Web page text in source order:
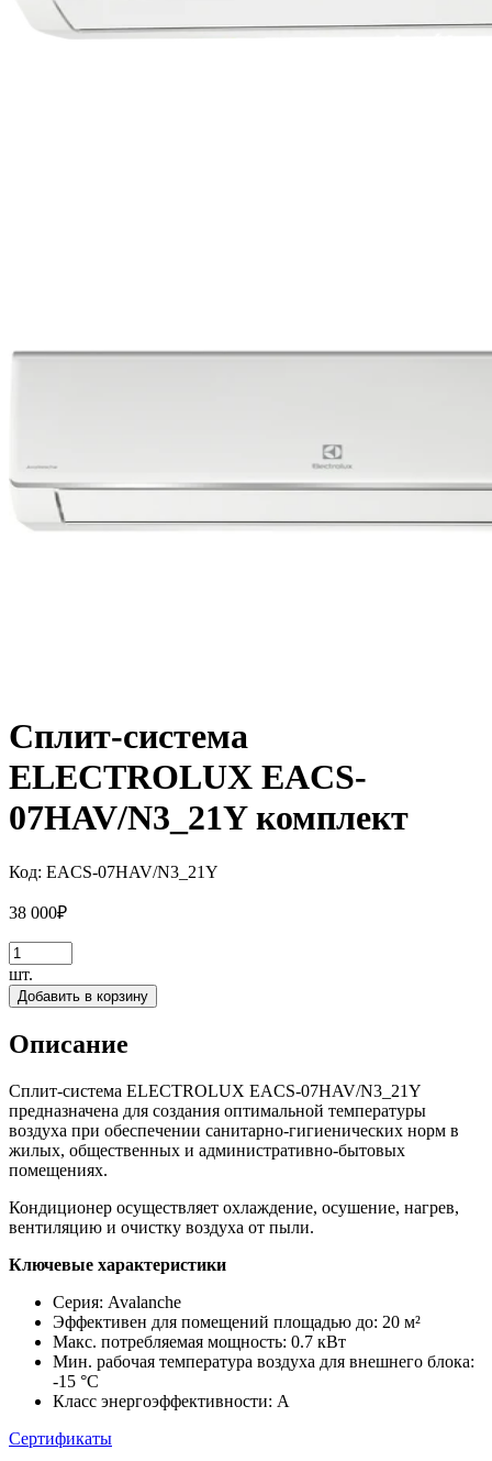
Сплит-система
ELECTROLUX EACS-
07HAV/N3_21Y комплект
Код: EACS-07HAV/N3_21Y
38 000₽
шт.
Добавить в корзину
Описание
Сплит-система ELECTROLUX EACS-07HAV/N3_21Y
предназначена для создания оптимальной температуры
воздуха при обеспечении санитарно-гигиенических норм в
жилых, общественных и административно-бытовых
помещениях.
Кондиционер осуществляет охлаждение, осушение, нагрев,
вентиляцию и очистку воздуха от пыли.
Ключевые характеристики
Серия: Avalanche
Эффективен для помещений площадью до: 20 м²
Макс. потребляемая мощность: 0.7 кВт
Мин. рабочая температура воздуха для внешнего блока:
-15 °С
Класс энергоэффективности: A
Сертификаты